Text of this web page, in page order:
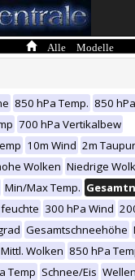
Alle Modelle
850 hPa Temp. 850
700 hPa Vertikalbew
10m Wind 2m
Wolken Niedrige
Min/Max Temp.
300 hPa Wind
Gesamtschneehöhe
Mittl. Wolken 850 hPa
Temp Schnee/Eis